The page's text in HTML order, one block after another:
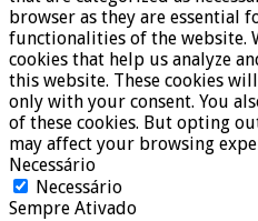
browser as they are essential
functionalities of the website.
cookies that help us analyze
this website. These cookies
only with your consent. You
of these cookies. But opting
may affect your browsing
Necessário
Necessário
Sempre Ativado